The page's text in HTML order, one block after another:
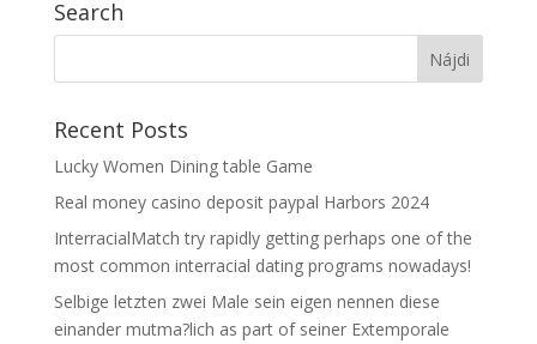
Search
Recent Posts
Lucky Women Dining table Game
Real money casino deposit paypal Harbors 2024
InterracialMatch try rapidly getting perhaps one of the
most common interracial dating programs nowadays!
Selbige letzten zwei Male sein eigen nennen diese
einander mutma?lich as part of seiner Extemporale